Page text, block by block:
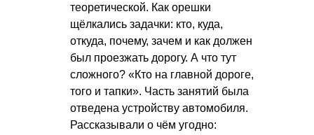
теоретической. Как орешки
щёлкались задачки: кто, куда,
откуда, почему, зачем и как должен
был проезжать дорогу. А что тут
сложного? «Кто на главной дороге,
того и тапки». Часть занятий была
отведена устройству автомобиля.
Рассказывали о чём угодно: